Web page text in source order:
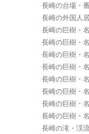
長崎の台場・
長崎の外国人
長崎の巨樹・
長崎の巨樹・
長崎の巨樹・
長崎の巨樹・
長崎の巨樹・
長崎の巨樹・
長崎の巨樹・
長崎の巨樹・
長崎の滝・渓